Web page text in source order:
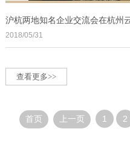
沪杭两地知名企业交流会在杭州
2018/05/31
查看更多>>
首页 上一页 1 2